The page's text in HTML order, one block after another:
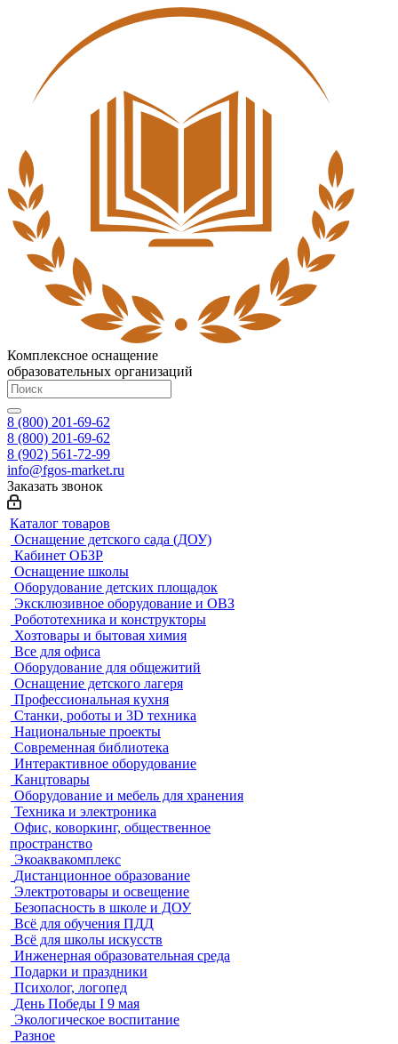
Комплексное оснащение
образовательных организаций
8 (800) 201-69-62
8 (800) 201-69-62
8 (902) 561-72-99
info@fgos-market.ru
Заказать звонок
Каталог товаров
Оснащение детского сада (ДОУ)
Кабинет ОБЗР
Оснащение школы
Оборудование детских площадок
Эксклюзивное оборудование и ОВЗ
Робототехника и конструкторы
Хозтовары и бытовая химия
Все для офиса
Оборудование для общежитий
Оснащение детского лагеря
Профессиональная кухня
Станки, роботы и 3D техника
Национальные проекты
Современная библиотека
Интерактивное оборудование
Канцтовары
Оборудование и мебель для хранения
Техника и электроника
Офис, коворкинг, общественное
пространство
Экоаквакомплекс
Дистанционное образование
Электротовары и освещение
Безопасность в школе и ДОУ
Всё для обучения ПДД
Всё для школы искусств
Инженерная образовательная среда
Подарки и праздники
Психолог, логопед
День Победы I 9 мая
Экологическое воспитание
Разное